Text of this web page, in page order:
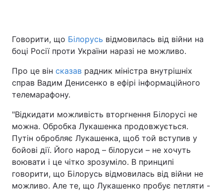
Україна Політика
Економіка Світ
Спорт
Техно і зв'язок Лайт
Зброя Інциденти
Здоров'я Туризм
Цікавинки Погода
Говорити, що Білорусь відмовилась від війни на
боці Росії проти України наразі не можливо.
Про це він сказав радник міністра внутрішніх
справ Вадим Денисенко в ефірі інформаційного
телемарафону.
"Відкидати можливість вторгнення Білорусі не
можна. Обробка Лукашенка продовжується.
Путін обробляє Лукашенка, щоб той вступив у
бойові дії. Його народ – білоруси – не хочуть
воювати і це чітко зрозуміло. В принципі
говорити, що Білорусь відмовилась від війни не
можливо. Але те, що Лукашенко пробує петляти -